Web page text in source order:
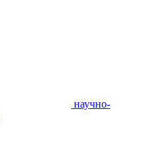
научно-